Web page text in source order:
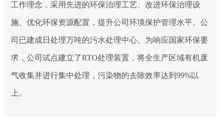
工作理念，采用先进的环保治理工艺、改进环保治理设
施、优化环保资源配置，提升公司环境保护管理水平。公
司已建成日处理万吨的污水处理中心。为响应国家环保要
求，公司试点建立了RTO处理装置，将全生产区域有机废
气收集并进行集中处理，污染物的去除效率达到99%以
上。